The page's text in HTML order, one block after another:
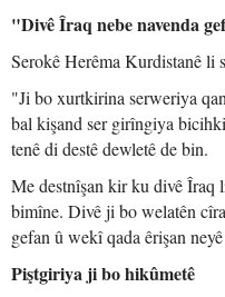
"Divê Îraq nebe navenda
Serokê Herêma Kurdistanê
"Ji bo xurtkirina serweriya
bal kişand ser girîngiya
tenê di destê dewletê de bin.
Me destnîşan kir ku divê Îraq
bimîne. Divê ji bo welatên
gefan û wekî qada êrişan
Piştgiriya ji bo hikûmetê